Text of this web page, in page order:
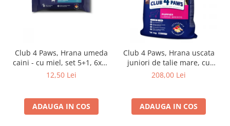
Club 4 Paws, Hrana umeda
caini - cu miel, set 5+1, 6x80
g
12,50 Lei
ADAUGA IN COS
Club 4 Paws, Hrana uscata
juniori de talie mare, cu
pui, 14kg
208,00 Lei
ADAUGA IN COS